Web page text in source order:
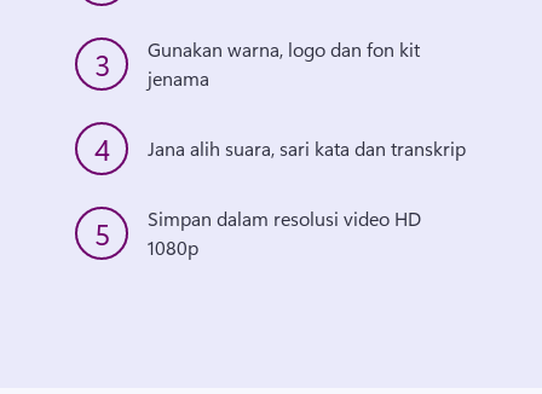
3
Gunakan warna, logo dan fon kit
4
5
Simpan dalam resolusi video HD